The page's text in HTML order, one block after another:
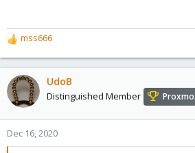
R
e
a
c
t
o
n
mss666
UdoB
Distinguished Member
Dec 16, 2020